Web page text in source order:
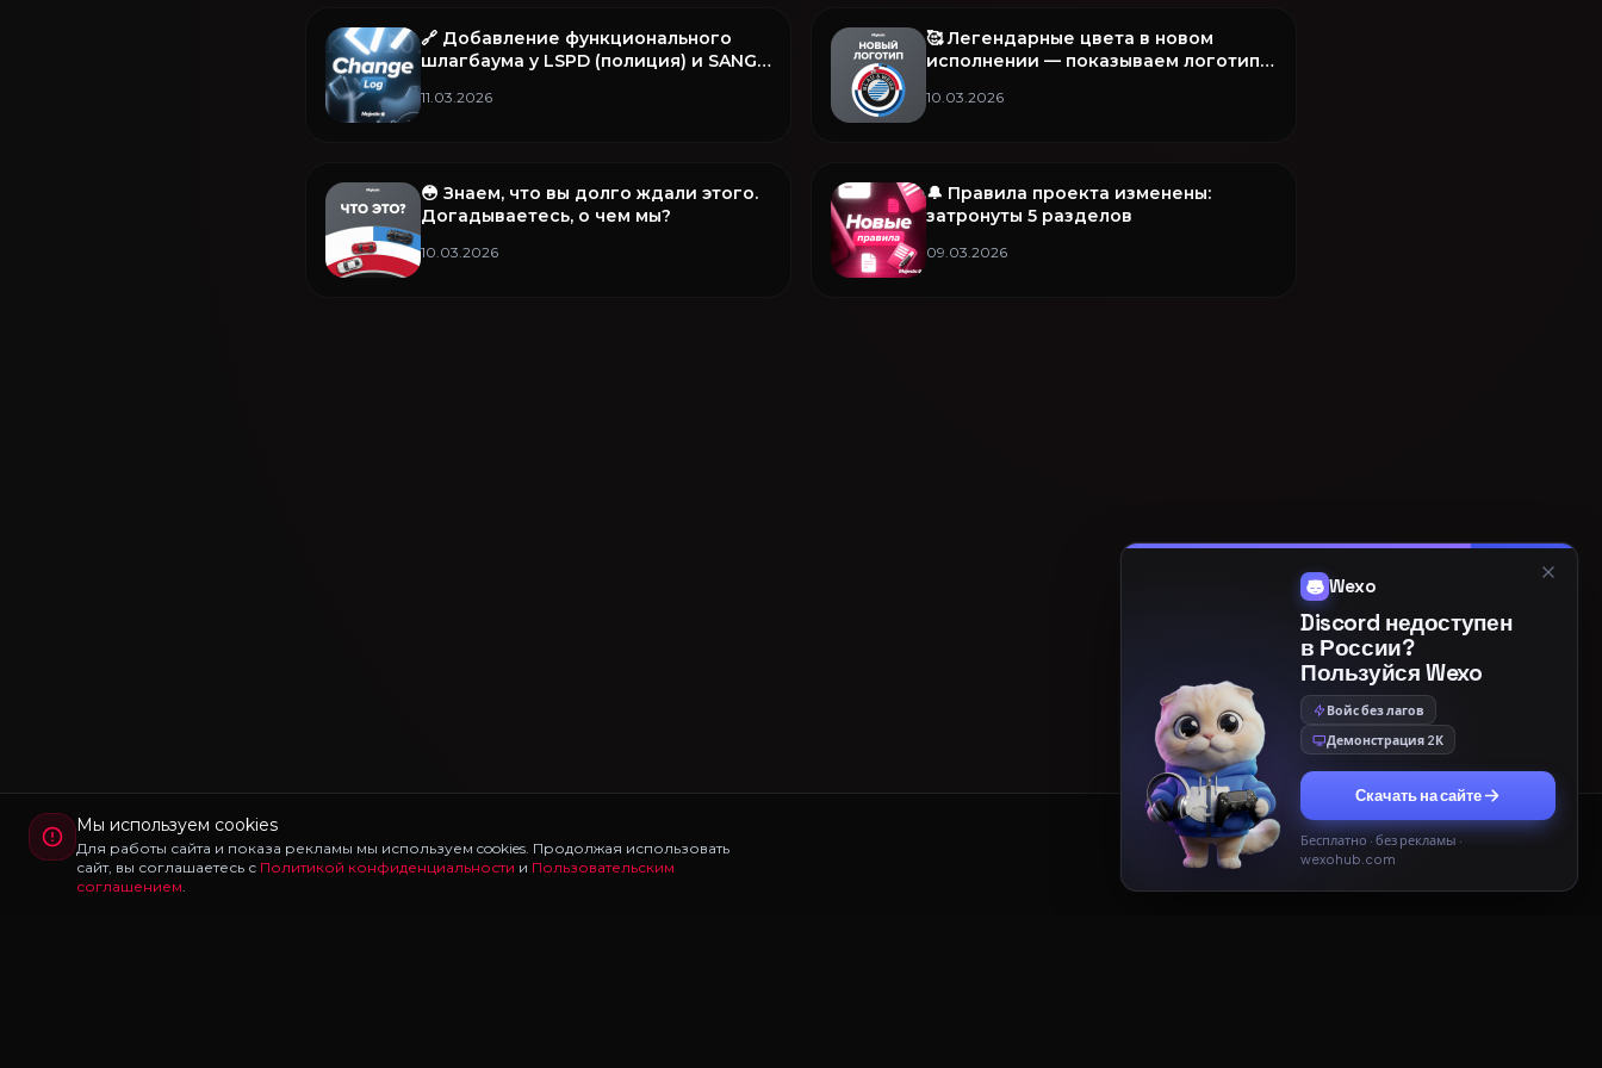
🔗 Добавление функционального
шлагбаума у LSPD (полиция) и SANG
11.03.2026
🥰 Легендарные цвета в новом
исполнении — показываем логотип
10.03.2026
😳 Знаем, что вы долго ждали этого.
Догадываетесь, о чем мы?
10.03.2026
🔔 Правила проекта изменены:
затронуты 5 разделов
09.03.2026
Мы используем cookies
Для работы сайта и показа рекламы мы используем cookies. Продолжая использовать
сайт, вы соглашаетесь с Политикой конфиденциальности и Пользовательским
соглашением.
Принять Только необходимые
Wexo
Discord недоступен
в России?
Пользуйся Wexo
Войс без лагов
Демонстрация 2К
Скачать на сайте
Бесплатно · без рекламы ·
wexohub.com